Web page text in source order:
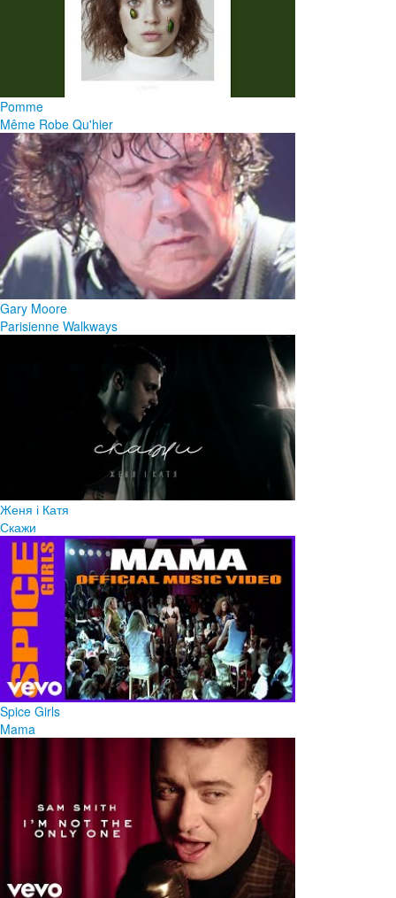
Pomme
Même Robe Qu'hier
Gary Moore
Parisienne Walkways
Женя і Катя
Скажи
Spice Girls
Mama